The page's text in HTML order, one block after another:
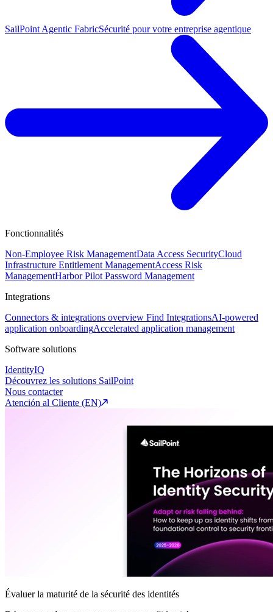
SailPoint Agentic FabricSécurité pour votre entreprise agentique
Fonctionnalités
Non-Employee Risk ManagementData Access SecurityCloud
Infrastructure Entitlement ManagementAccess Risk
ManagementHarbor Pilot Password Management
Integrations
Connectors & integrations overview Find IntegrationsAI-powered
application onboardingAccelerated application management
Software solutions
IdentityIQ
Découvrez les solutions SailPoint
Nous contacter
Atención al Cliente (EN)
Évaluer la maturité de la sécurité des identités